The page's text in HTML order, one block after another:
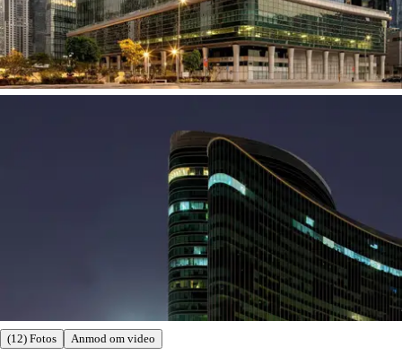
(12) Fotos Anmod om video